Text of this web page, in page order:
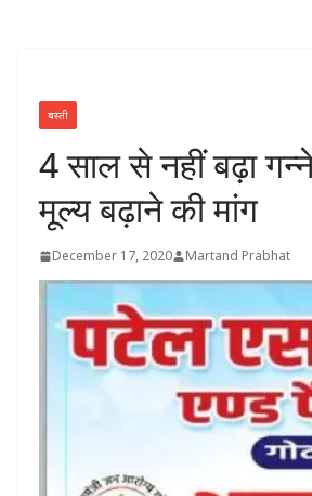
बस्ती
4 साल से नहीं बढ़ा
मूल्य बढ़ाने की मांग
December 17, 2020 Martand Prabhat